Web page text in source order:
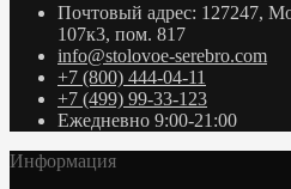
Почтовый адрес: 127247,
107к3, пом. 817
info@stolovoe-serebro.com
+7 (800) 444-04-11
+7 (499) 99-33-123
Ежедневно 9:00-21:00
Информация